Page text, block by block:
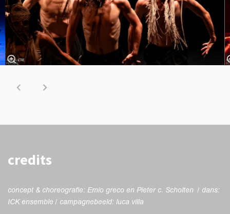
credits
concept & choreografie: Emio greco en Pieter c. Scholten / dans:
ICK ensemble / campagnebeeld: luca villa